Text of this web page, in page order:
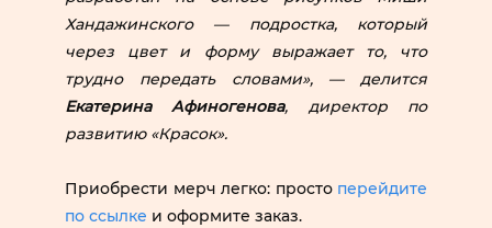
Хандажинского — подростка, который
через цвет и форму выражает то, что
трудно передать словами», — делится
Екатерина Афиногенова, директор по
развитию «Красок».
Приобрести мерч легко: просто перейдите
по ссылке и оформите заказ.